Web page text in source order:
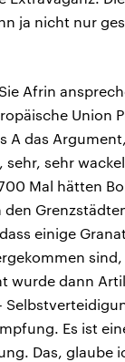
ja nicht nur
Afrin
Union
A das
sehr
Mal hätten
einige
wurde dann
Es ist
Das, glaube